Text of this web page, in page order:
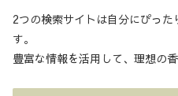
2つの検索サイトは自分にぴっ
す。
豊富な情報を活用して、理想の